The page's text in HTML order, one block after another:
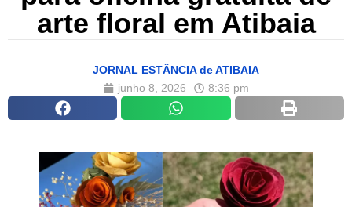
arte floral em Atibaia
JORNAL ESTÂNCIA de ATIBAIA
junho 8, 2026
8:36 pm